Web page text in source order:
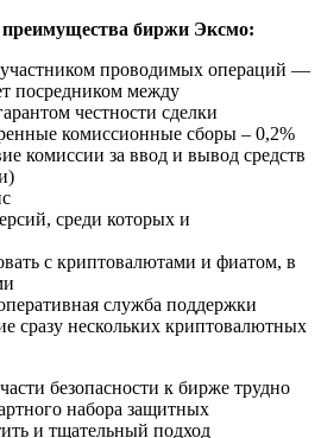
биржи Эксмо:
участником проводимых операций —
посредником между
честности сделки
комиссионные сборы – 0,2%
комиссии за ввод и вывод средств
среди которых и
с криптовалютами и фиатом, в
служба поддержки
сразу нескольких криптовалютных
безопасности к бирже трудно
набора защитных
и тщательный подход